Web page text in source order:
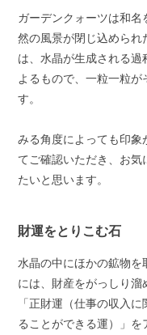
ガーデンクォーツは和名
然の風景が閉じ込めら
は、水晶が生成される過
よるもので、一粒一粒が
す。
みる角度によっても印象
てご確認いただき、お気
たいと思います。
財運をとりこむ石
水晶の中にほかの鉱物を
には、財産をがっしり
「正財運（仕事の収入
ることができる運）」